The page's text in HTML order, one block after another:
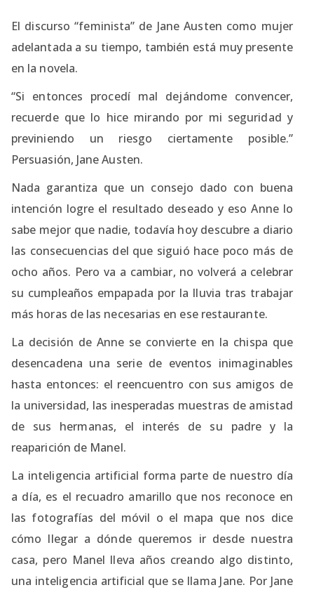
El discurso “feminista” de Jane Austen como mujer
adelantada a su tiempo, también está muy presente
en la novela.
“Si entonces procedí mal dejándome convencer,
recuerde que lo hice mirando por mi seguridad y
previniendo un riesgo ciertamente posible.”
Persuasión, Jane Austen.
Nada garantiza que un consejo dado con buena
intención logre el resultado deseado y eso Anne lo
sabe mejor que nadie, todavía hoy descubre a diario
las consecuencias del que siguió hace poco más de
ocho años. Pero va a cambiar, no volverá a celebrar
su cumpleaños empapada por la lluvia tras trabajar
más horas de las necesarias en ese restaurante.
La decisión de Anne se convierte en la chispa que
desencadena una serie de eventos inimaginables
hasta entonces: el reencuentro con sus amigos de
la universidad, las inesperadas muestras de amistad
de sus hermanas, el interés de su padre y la
reaparición de Manel.
La inteligencia artificial forma parte de nuestro día
a día, es el recuadro amarillo que nos reconoce en
las fotografías del móvil o el mapa que nos dice
cómo llegar a dónde queremos ir desde nuestra
casa, pero Manel lleva años creando algo distinto,
una inteligencia artificial que se llama Jane. Por Jane